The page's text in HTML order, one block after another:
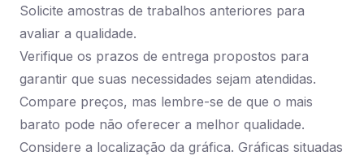
Solicite amostras de trabalhos anteriores para
avaliar a qualidade.
Verifique os prazos de entrega propostos para
garantir que suas necessidades sejam atendidas.
Compare preços, mas lembre-se de que o mais
barato pode não oferecer a melhor qualidade.
Considere a localização da gráfica. Gráficas situadas